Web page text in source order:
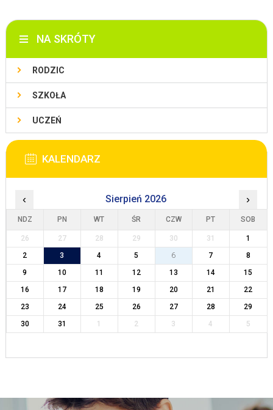
NA SKRÓTY
RODZIC
SZKOŁA
UCZEŃ
KALENDARZ
‹ Sierpień 2026 ›
NDZ PN WT ŚR CZW PT SOB
26 27 28 29 30 31
1
2
3 4 5 6 7
8
9
10 11 12 13 14
15
16
17 18 19 20 21
22
23
24 25 26 27 28
29
30
31 1 2 3 4 5